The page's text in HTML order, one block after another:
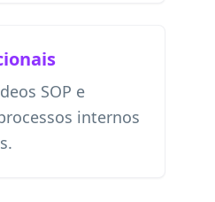
SOP e
internos